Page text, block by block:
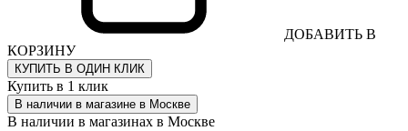
ДОБАВИТЬ В
КОРЗИНУ
КУПИТЬ В ОДИН КЛИК
Купить в 1 клик
В наличии в магазине в Москве
В наличии в магазинах в Москве